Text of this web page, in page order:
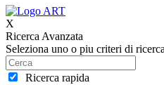
X
Ricerca Avanzata
Seleziona uno o piu criteri di ricerca
Ricerca rapida